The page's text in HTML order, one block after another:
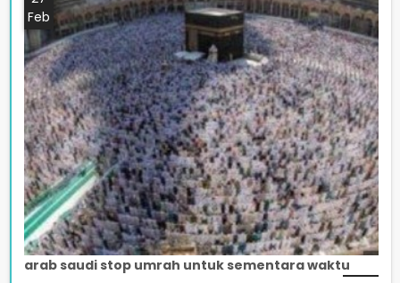
Feb
arab saudi stop umrah untuk sementara waktu